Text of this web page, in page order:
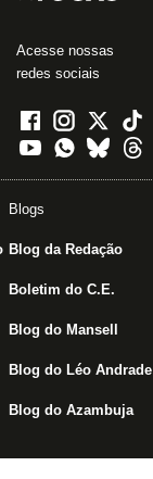
Acesse nossas
redes sociais
Blogs
Blog da Redação
Boletim do C.E.
Blog do Mansell
Blog do Léo Andrade
Blog do Azambuja